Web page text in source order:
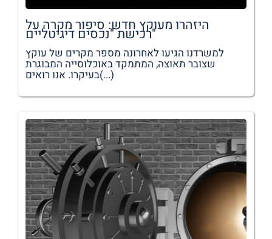
היזהרו מעוקץ חדש: סיפור מקרה על
רכישת "נכסים דיגיטליים"
למשרדנו הגיעו לאחרונה מספר מקרים של עוקץ
שצובר תאוצה, המתמקד באוכלוסייה המבוגרת
בעיקרו. אנו רואים(...)